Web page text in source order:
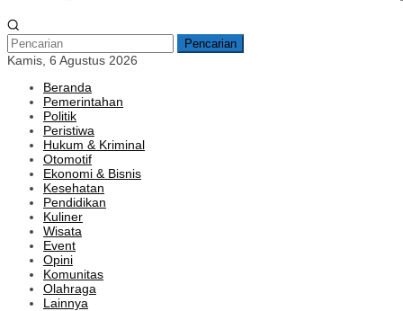
Pencarian
Kamis, 6 Agustus 2026
Beranda
Pemerintahan
Politik
Peristiwa
Hukum & Kriminal
Otomotif
Ekonomi & Bisnis
Kesehatan
Pendidikan
Kuliner
Wisata
Event
Opini
Komunitas
Olahraga
Lainnya